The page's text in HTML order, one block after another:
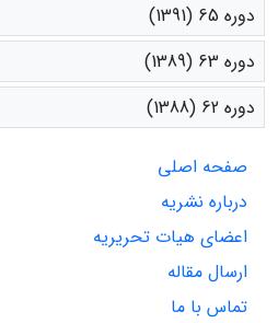
دوره 65 (1391)
دوره 63 (1389)
دوره 62 (1388)
صفحه اصلی
درباره نشریه
اعضای هیات تحریریه
ارسال مقاله
تماس با ما